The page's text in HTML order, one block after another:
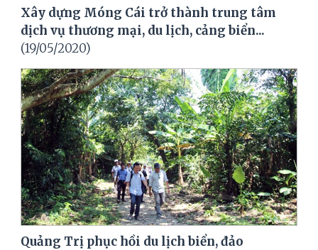
Xây dựng Móng Cái trở thành trung tâm
dịch vụ thương mại, du lịch, cảng biển...
(19/05/2020)
Quảng Trị phục hồi du lịch biển, đảo